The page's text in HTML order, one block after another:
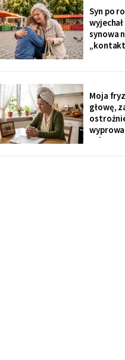
„No
tyle się
Syn po
synowa
na rynku
ręki i
tylko
Moja
głowę,
mówiła